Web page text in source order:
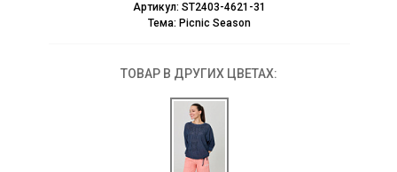
Артикул: ST2403-4621-31
Тема: Picnic Season
ТОВАР В ДРУГИХ ЦВЕТАХ: